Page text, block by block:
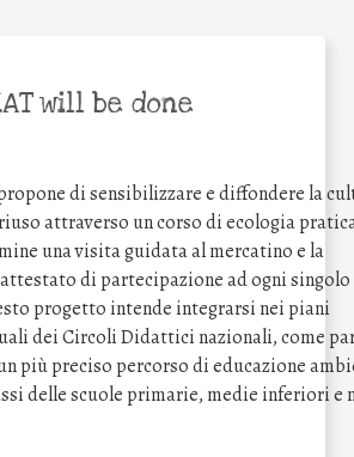
will be done
di sensibilizzare e diffondere la
attraverso un corso di ecologia
una visita guidata al mercatino e la
di partecipazione ad ogni singolo
progetto intende integrarsi nei piani
dei Circoli Didattici nazionali, come
più preciso percorso di educazione
delle scuole primarie, medie inferiori e